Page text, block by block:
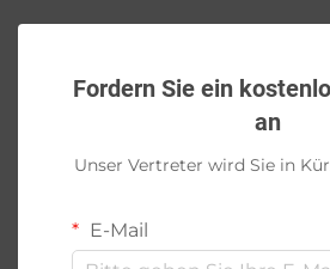
Fordern Sie ein
an
Unser Vertreter wird Sie in
E-Mail